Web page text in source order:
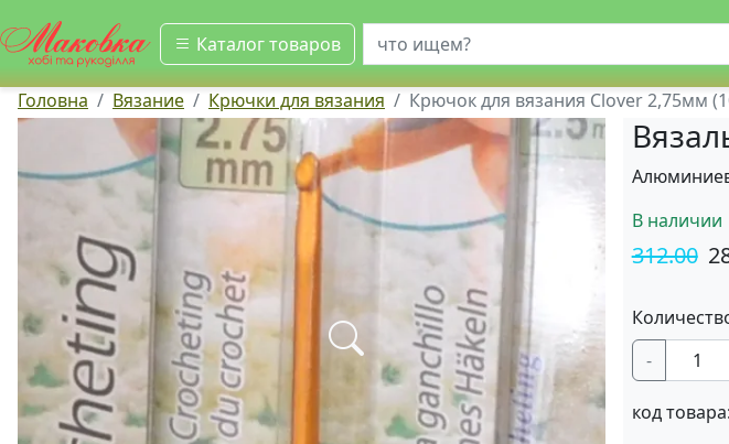
Каталог товаров
искать
Головна Вязание Крючки для вязания Крючок для вязания Clover 2,75мм
В наличии
312.00
-
код товара: